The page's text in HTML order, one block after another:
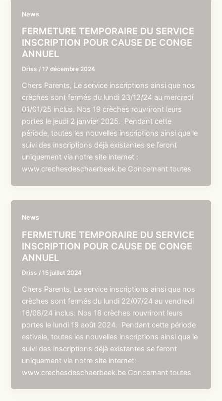
News
FERMETURE TEMPORAIRE DU SERVICE
INSCRIPTION POUR CAUSE DE CONGE
ANNUEL
Driss /17 décembre 2024
Chers Parents, Le service inscriptions ainsi que nos
crèches sont fermés du lundi 23/12/24 au mercredi
01/01/25 inclus. Nos 19 crèches rouvriront leurs
portes le jeudi 2 janvier 2025. Pendant cette
période, toutes les nouvelles inscriptions ainsi que le
suivi des inscriptions déjà existantes se feront
uniquement via notre site internet :
www.crechesdeschaerbeek.be Concernant toutes
News
FERMETURE TEMPORAIRE DU SERVICE
INSCRIPTION POUR CAUSE DE CONGE
ANNUEL
Driss /15 juillet 2024
Chers Parents, Le service inscriptions ainsi que nos
crèches sont fermés du lundi 22/07/24 au vendredi
16/08/24 inclus. Nos 18 crèches rouvriront leurs
portes le lundi 19 août 2024. Pendant cette période
estivale, toutes les nouvelles inscriptions ainsi que le
suivi des inscriptions déjà existantes se feront
uniquement via notre site internet:
www.crechesdeschaerbeek.be Concernant toutes